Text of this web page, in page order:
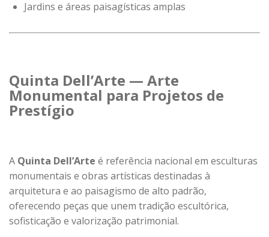
Jardins e áreas paisagísticas amplas
Quinta Dell’Arte — Arte
Monumental para Projetos de
Prestígio
A Quinta Dell’Arte é referência nacional em esculturas
monumentais e obras artísticas destinadas à
arquitetura e ao paisagismo de alto padrão,
oferecendo peças que unem tradição escultórica,
sofisticação e valorização patrimonial.